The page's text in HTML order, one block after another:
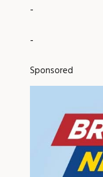
-
-
Sponsored